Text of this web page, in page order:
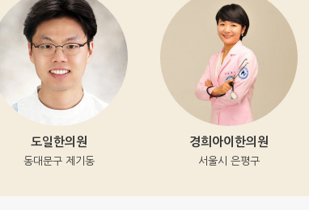
도일한의원
동대문구 제기동
경희아이한의원
서울시 은평구